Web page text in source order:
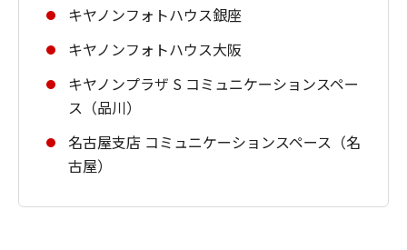
キヤノンフォトハウス銀座
キヤノンフォトハウス大阪
キヤノンプラザ S コミュニケーションスペー
ス（品川）
名古屋支店 コミュニケーションスペース（名
古屋）